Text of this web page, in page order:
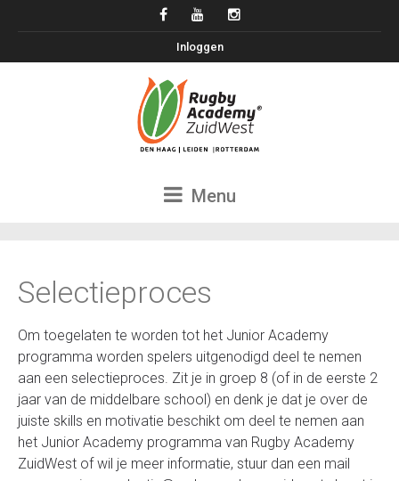
Inloggen
Menu
Selectieproces
Om toegelaten te worden tot het Junior Academy
programma worden spelers uitgenodigd deel te nemen
aan een selectieproces. Zit je in groep 8 (of in de eerste 2
jaar van de middelbare school) en denk je dat je over de
juiste skills en motivatie beschikt om deel te nemen aan
het Junior Academy programma van Rugby Academy
ZuidWest of wil je meer informatie, stuur dan een mail